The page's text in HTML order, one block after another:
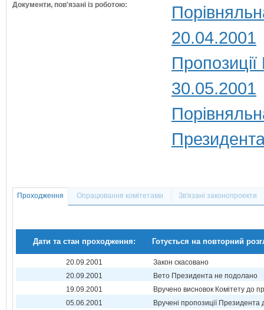
Документи, пов'язані із роботою:
20.04.2001
30.05.2001
Проходження Опрацювання комітетами Зв'язані законопроекти
Дати та стан проходження: Готується на повторний
20.09.2001
Закон скасовано
20.09.2001
Вето Президента не подолано
19.09.2001
Вручено висновок Комітету до
05.06.2001
Вручені пропозиції Президента